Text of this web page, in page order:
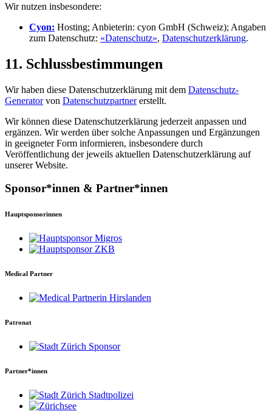
Wir nutzen insbesondere:
Cyon: Hosting; Anbieterin: cyon GmbH (Schweiz); Angaben
zum Datenschutz: «Datenschutz», Datenschutzerklärung.
11. Schlussbestimmungen
Wir haben diese Datenschutzerklärung mit dem Datenschutz-
Generatorvon Datenschutzpartnererstellt.
Wir können diese Datenschutzerklärung jederzeit anpassen und
ergänzen. Wir werden über solche Anpassungen und Ergänzungen
in geeigneter Form informieren, insbesondere durch
Veröffentlichung der jeweils aktuellen Datenschutzerklärung auf
unserer Website.
Sponsor*innen & Partner*innen
Hauptsponsorinnen
Medical Partner
Patronat
Partner*innen